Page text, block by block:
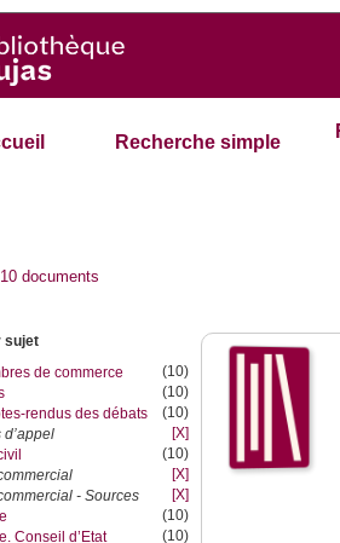
Recherche simple
10 documents
sujet
de commerce
(10)
(10)
rendus des débats
(10)
d’appel
[X]
(10)
[X]
- Sources
[X]
(10)
Conseil d’Etat
(10)